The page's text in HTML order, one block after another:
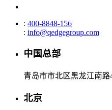
: 400-8848-156
: info@qedgegroup.com
中国总部
青岛市市北区黑龙江南
北京